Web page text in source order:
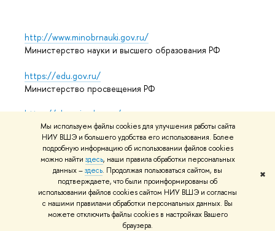
Мы используем файлы cookies для улучшения работы сайта
НИУ ВШЭ и большего удобства его использования. Более
подробную информацию об использовании файлов cookies
можно найти здесь, наши правила обработки персональных
данных –здесь. Продолжая пользоваться сайтом, вы
подтверждаете, что были проинформированы об
использовании файлов cookies сайтом НИУ ВШЭ и согласны
с нашими правилами обработки персональных данных. Вы
можете отключить файлы cookies в настройках Вашего
браузера.
✖
http://www.minobrnauki.gov.ru/
Министерство науки и высшего образования РФ
https://edu.gov.ru/
Министерство просвещения РФ
https://elearning.hse.ru/mooc
Массовые открытые онлайн-курсы
© НИУ ВШЭ 1993–2026 Адреса и контактыУсловия
использования материаловПолитика конфиденциальности
Карта сайта
Редактору